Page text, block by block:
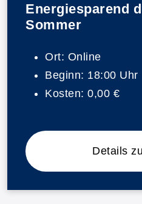
Energiesparend
Sommer
Ort: Online
Beginn: 18:00 Uhr
Kosten: 0,00 €
Details